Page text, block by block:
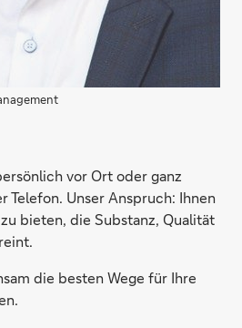
vor Ort oder ganz
Telefon. Unser Anspruch: Ihnen
bieten, die Substanz, Qualität
die besten Wege für Ihre